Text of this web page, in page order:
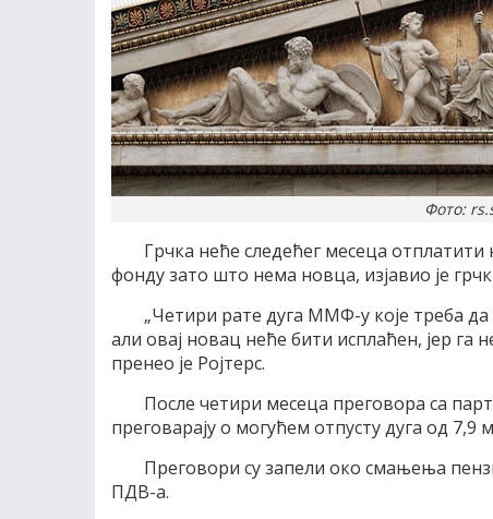
Фото:
Грчка неће следећег месеца
фонду зато што нема новца, изјавио је
„Четири рате дуга ММФ-у које треба да
али овај новац неће бити исплаћен, јер га
пренео је Ројтерс.
После четири месеца преговора са
преговарају о могућем отпусту дуга од 7,9
Преговори су запели око смањења
ПДВ-а.